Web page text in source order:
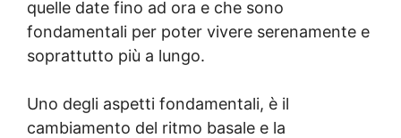
quelle date fino ad ora e che sono
fondamentali per poter vivere serenamente e
soprattutto più a lungo.
Uno degli aspetti fondamentali, è il
cambiamento del ritmo basale e la